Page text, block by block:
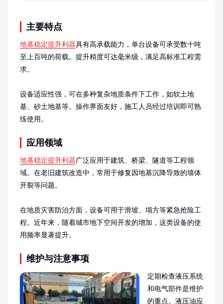
主要特点
地基稳定提升利器具有高承载能力，单台设备可承受数十吨
至上百吨的荷载。提升精度可达毫米级，满足高标准工程需
求。
设备适应性强，可在多种复杂地质条件下工作，如软土地
基、砂土地基等。操作界面友好，施工人员经过培训即可熟
练使用。
应用领域
地基稳定提升利器广泛应用于建筑、桥梁、隧道等工程领
域。在老旧建筑改造中，常用于修复因地基沉降导致的墙体
开裂等问题。
在地质灾害防治方面，设备可用于滑坡、塌方等紧急抢险工
程。近年来，随着城市地下空间开发的增加，这类设备的使
用频率显著提升。
维护与注意事项
定期检查液压系统
和电气部件是维护
的重点。液压油应